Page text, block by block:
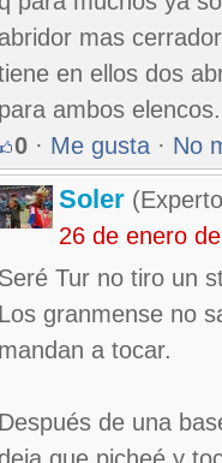
abridor mas
en ellos dos
para ambos elencos.
0 · Me gusta · No
Soler
26 de enero
Seré Tur no tiro un
Los granmense no
mandan a tocar.
Después de una